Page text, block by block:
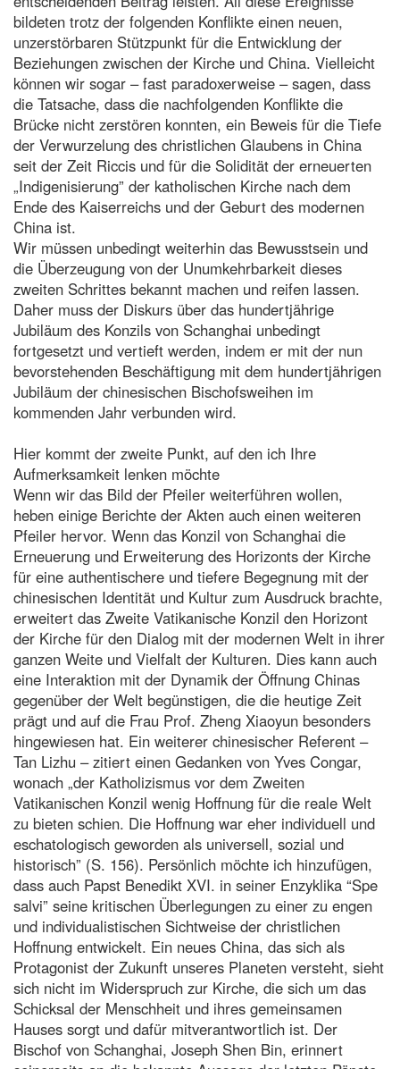
bildeten trotz der folgenden Konflikte einen neuen,
unzerstörbaren Stützpunkt für die Entwicklung der
Beziehungen zwischen der Kirche und China. Vielleicht
können wir sogar – fast paradoxerweise – sagen, dass
die Tatsache, dass die nachfolgenden Konflikte die
Brücke nicht zerstören konnten, ein Beweis für die Tiefe
der Verwurzelung des christlichen Glaubens in China
seit der Zeit Riccis und für die Solidität der erneuerten
„Indigenisierung” der katholischen Kirche nach dem
Ende des Kaiserreichs und der Geburt des modernen
China ist.
Wir müssen unbedingt weiterhin das Bewusstsein und
die Überzeugung von der Unumkehrbarkeit dieses
zweiten Schrittes bekannt machen und reifen lassen.
Daher muss der Diskurs über das hundertjährige
Jubiläum des Konzils von Schanghai unbedingt
fortgesetzt und vertieft werden, indem er mit der nun
bevorstehenden Beschäftigung mit dem hundertjährigen
Jubiläum der chinesischen Bischofsweihen im
kommenden Jahr verbunden wird.
Hier kommt der zweite Punkt, auf den ich Ihre
Aufmerksamkeit lenken möchte
Wenn wir das Bild der Pfeiler weiterführen wollen,
heben einige Berichte der Akten auch einen weiteren
Pfeiler hervor. Wenn das Konzil von Schanghai die
Erneuerung und Erweiterung des Horizonts der Kirche
für eine authentischere und tiefere Begegnung mit der
chinesischen Identität und Kultur zum Ausdruck brachte,
erweitert das Zweite Vatikanische Konzil den Horizont
der Kirche für den Dialog mit der modernen Welt in ihrer
ganzen Weite und Vielfalt der Kulturen. Dies kann auch
eine Interaktion mit der Dynamik der Öffnung Chinas
gegenüber der Welt begünstigen, die die heutige Zeit
prägt und auf die Frau Prof. Zheng Xiaoyun besonders
hingewiesen hat. Ein weiterer chinesischer Referent –
Tan Lizhu – zitiert einen Gedanken von Yves Congar,
wonach „der Katholizismus vor dem Zweiten
Vatikanischen Konzil wenig Hoffnung für die reale Welt
zu bieten schien. Die Hoffnung war eher individuell und
eschatologisch geworden als universell, sozial und
historisch” (S. 156). Persönlich möchte ich hinzufügen,
dass auch Papst Benedikt XVI. in seiner Enzyklika “Spe
salvi” seine kritischen Überlegungen zu einer zu engen
und individualistischen Sichtweise der christlichen
Hoffnung entwickelt. Ein neues China, das sich als
Protagonist der Zukunft unseres Planeten versteht, sieht
sich nicht im Widerspruch zur Kirche, die sich um das
Schicksal der Menschheit und ihres gemeinsamen
Hauses sorgt und dafür mitverantwortlich ist. Der
Bischof von Schanghai, Joseph Shen Bin, erinnert